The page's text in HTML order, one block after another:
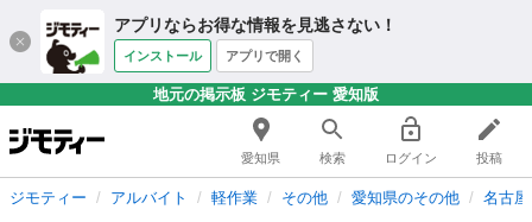
アプリならお得な情報を見逃さない！
インストール アプリで開く
地元の掲示板 ジモティー 愛知版
愛知県 検索 ログイン 投稿
ジモティー アルバイト 軽作業 その他 愛知県のその他 名古